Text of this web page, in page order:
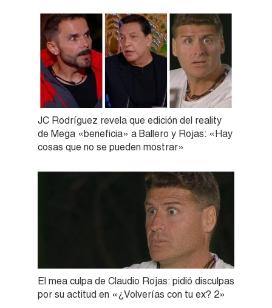
JC Rodríguez revela que edición del reality
de Mega «beneficia» a Ballero y Rojas: «Hay
cosas que no se pueden mostrar»
El mea culpa de Claudio Rojas: pidió disculpas
por su actitud en «¿Volverías con tu ex? 2»